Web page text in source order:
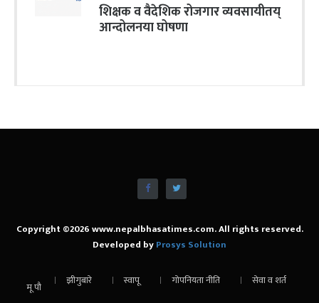
शिक्षक व वैदेशिक रोजगार व्यवसायीतय्
आन्दोलनया घोषणा
Copyright ©2026 www.nepalbhasatimes.com. All rights reserved.
Developed byProsys Solution
मू पौ झीगुबारे स्वापू गोपनियता नीति सेवा व शर्त